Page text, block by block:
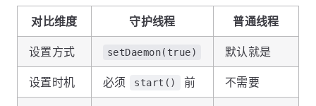
对比维度 守护线程 普通线程
设置方式 setDaemon(true) 默认就是
设置时机 必须 start() 前 不需要